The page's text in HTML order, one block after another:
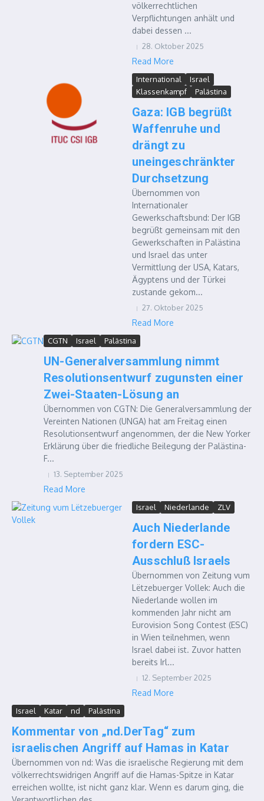
völkerrechtlichen
Verpflichtungen anhält und
dabei dessen ...
28. Oktober 2025
Read More
International
Israel
Klassenkampf
Palästina
Gaza: IGB begrüßt
Waffenruhe und
drängt zu
uneingeschränkter
Durchsetzung
Übernommen von
Internationaler
Gewerkschaftsbund: Der IGB
begrüßt gemeinsam mit den
Gewerkschaften in Palästina
und Israel das unter
Vermittlung der USA, Katars,
Ägyptens und der Türkei
zustande gekom...
27. Oktober 2025
Read More
CGTN Israel Palästina
UN-Generalversammlung nimmt
Resolutionsentwurf zugunsten einer
Zwei-Staaten-Lösung an
Übernommen von CGTN: Die Generalversammlung der
Vereinten Nationen (UNGA) hat am Freitag einen
Resolutionsentwurf angenommen, der die New Yorker
Erklärung über die friedliche Beilegung der Palästina-
F...
13. September 2025
Read More
Israel Niederlande ZLV
Auch Niederlande
fordern ESC-
Ausschluß Israels
Übernommen von Zeitung vum
Lëtzebuerger Vollek: Auch die
Niederlande wollen im
kommenden Jahr nicht am
Eurovision Song Contest (ESC)
in Wien teilnehmen, wenn
Israel dabei ist. Zuvor hatten
bereits Irl...
12. September 2025
Read More
Israel Katar nd Palästina
Kommentar von „nd.DerTag“ zum
israelischen Angriff auf Hamas in Katar
Übernommen von nd: Was die israelische Regierung mit dem
völkerrechtswidrigen Angriff auf die Hamas-Spitze in Katar
erreichen wollte, ist nicht ganz klar. Wenn es darum ging, die